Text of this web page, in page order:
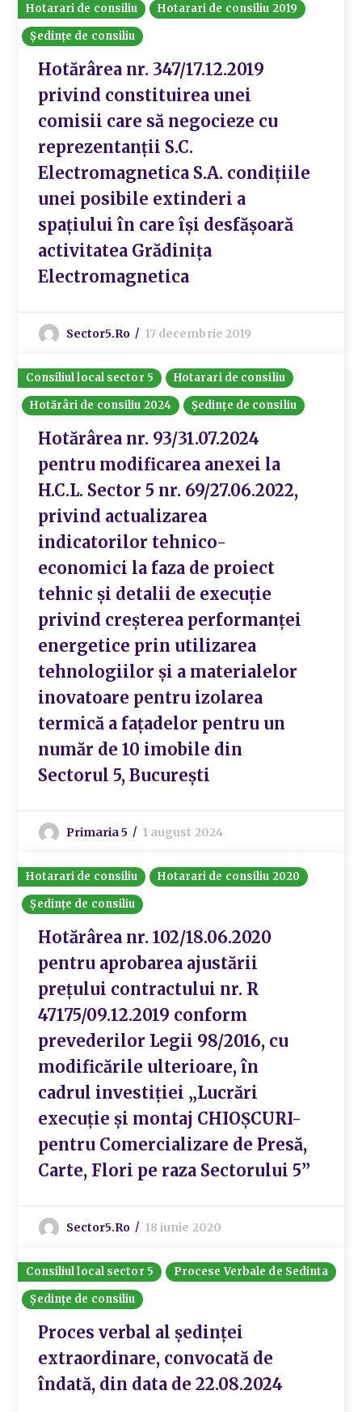
Hotarari de consiliu
Hotarari de consiliu 2019
Ședințe de consiliu
Hotărârea nr. 347/17.12.2019
privind constituirea unei
comisii care să negocieze cu
reprezentanții S.C.
Electromagnetica S.A. condițiile
unei posibile extinderi a
spațiului în care își desfășoară
activitatea Grădinița
Electromagnetica
Sector5.ro 17 decembrie 2019
Consiliul local sector 5
Hotarari de consiliu
Hotărâri de consiliu 2024
Ședințe de consiliu
Hotărârea nr. 93/31.07.2024
pentru modificarea anexei la
H.C.L. Sector 5 nr. 69/27.06.2022,
privind actualizarea
indicatorilor tehnico-
economici la faza de proiect
tehnic și detalii de execuție
privind creșterea performanței
energetice prin utilizarea
tehnologiilor și a materialelor
inovatoare pentru izolarea
termică a fațadelor pentru un
număr de 10 imobile din
Sectorul 5, București
Primaria 5 1 august 2024
Hotarari de consiliu
Hotarari de consiliu 2020
Ședințe de consiliu
Hotărârea nr. 102/18.06.2020
pentru aprobarea ajustării
prețului contractului nr. R
47175/09.12.2019 conform
prevederilor Legii 98/2016, cu
modificările ulterioare, în
cadrul investiției „Lucrări
execuție și montaj CHIOȘCURI-
pentru Comercializare de Presă,
Carte, Flori pe raza Sectorului 5”
Sector5.ro 18 iunie 2020
Consiliul local sector 5
Procese Verbale de Sedinta
Ședințe de consiliu
Proces verbal al ședinței
extraordinare, convocată de
îndată, din data de 22.08.2024